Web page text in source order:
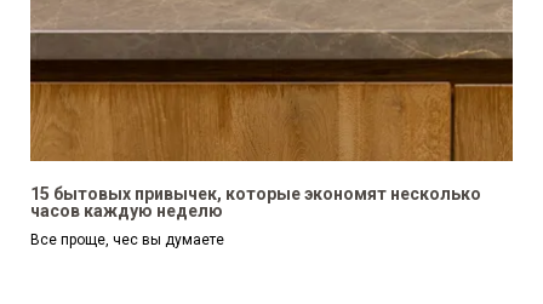
15 бытовых привычек, которые экономят несколько
часов каждую неделю
Все проще, чес вы думаете